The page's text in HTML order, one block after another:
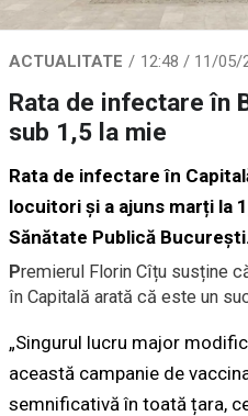
ACTUALITATE 12:48 / 11/05/
Rata de infectare în
sub 1,5 la mie
Rata de infectare în
locuitori și a ajuns marți la
Sănătate Publică
Premierul Florin Cîțu susține
în Capitală arată că este un
„Singurul lucru major
această campanie de
semnificativă în toată țara,